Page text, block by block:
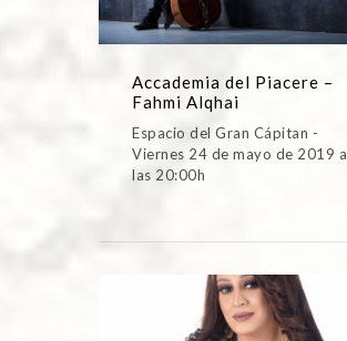
Accademia del Piacere –
Fahmi Alqhai
Espacio del Gran Cápitan -
Viernes 24 de mayo de 2019 a
las 20:00h